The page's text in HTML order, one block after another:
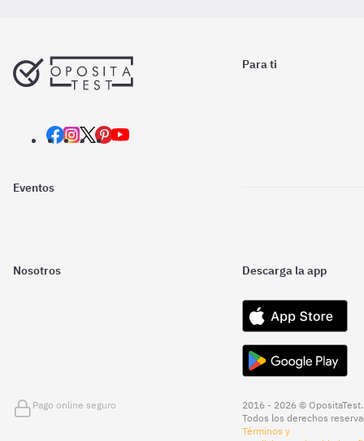
Para ti
Eventos
Nosotros Descarga la app
Pago online seguro
2016 - 2026 © OpositaTest.
Todos los derechos
Términos y